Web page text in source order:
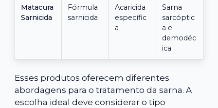
Matacura
Sarnicida
Fórmula
sarnicida
Acaricida
específic
a
Sarna
sarcóptic
a e
demodéc
ica
Esses produtos oferecem diferentes
abordagens para o tratamento da sarna. A
escolha ideal deve considerar o tipo